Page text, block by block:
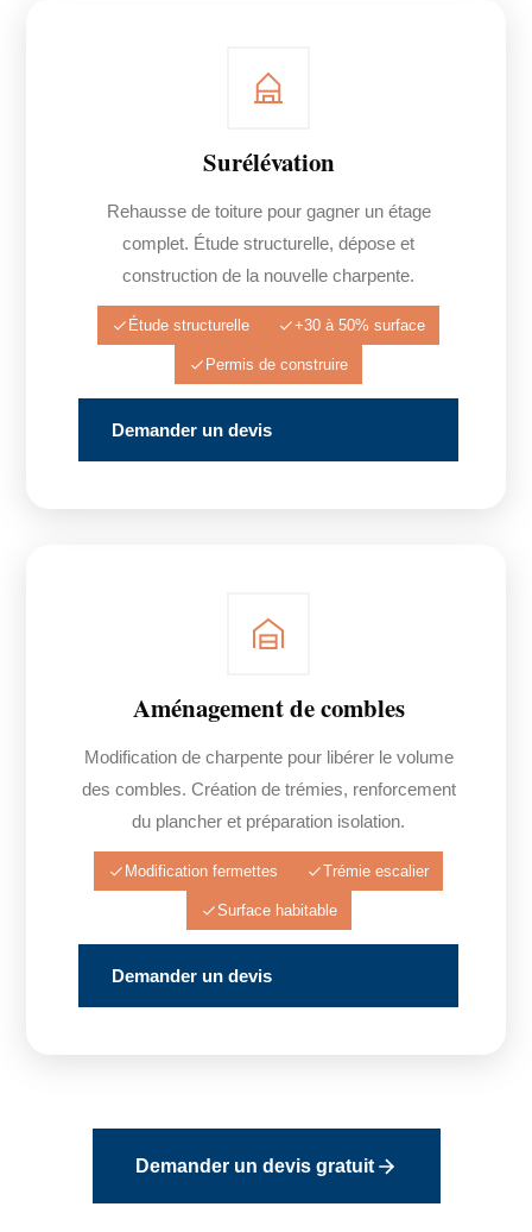
Surélévation
Rehausse de toiture pour gagner un étage
complet. Étude structurelle, dépose et
construction de la nouvelle charpente.
Étude structurelle +30 à 50% surface
Permis de construire
Demander un devis
Aménagement de combles
Modification de charpente pour libérer le volume
des combles. Création de trémies, renforcement
du plancher et préparation isolation.
Modification fermettes Trémie escalier
Surface habitable
Demander un devis
Demander un devis gratuit